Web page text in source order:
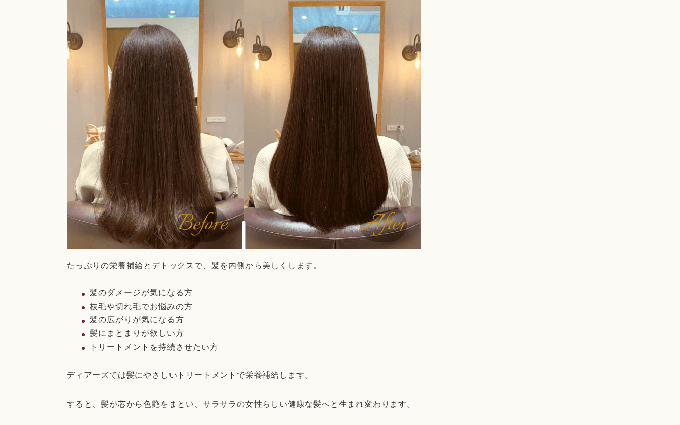
たっぷりの栄養補給とデトックスで、髪を内側から美しくします。
髪のダメージが気になる方
枝毛や切れ毛でお悩みの方
髪の広がりが気になる方
髪にまとまりが欲しい方
トリートメントを持続させたい方
ディアーズでは髪にやさしいトリートメントで栄養補給します。
すると、髪が芯から色艶をまとい、サラサラの女性らしい健康な髪へと生まれ変わります。